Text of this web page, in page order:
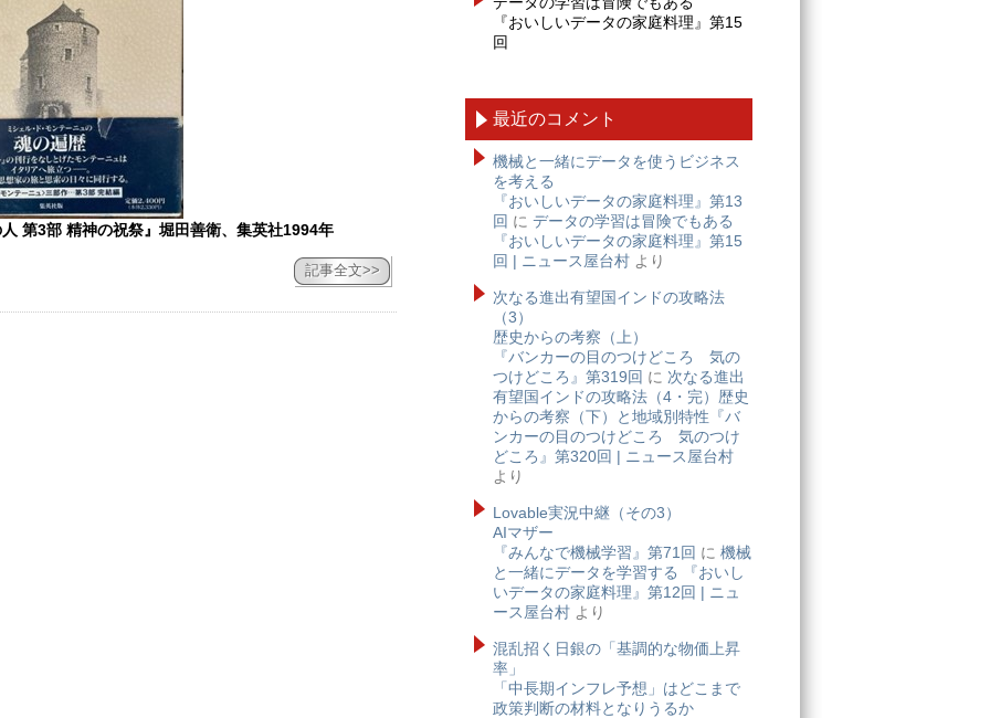
第3部 精神の祝祭』 堀田善衛、集英社1994年
記事全文>>
『おいしいデータの家庭料理』第15
回
最近のコメント
機械と一緒にデータを使うビジネス
を考える
『おいしいデータの家庭料理』第13
回 に データの学習は冒険でもある
『おいしいデータの家庭料理』第15
回 | ニュース屋台村 より
次なる進出有望国インドの攻略法
（3）
歴史からの考察（上）
『バンカーの目のつけどころ 気の
つけどころ』第319回 に 次なる進出
有望国インドの攻略法（4・完）歴史
からの考察（下）と地域別特性『バ
ンカーの目のつけどころ 気のつけ
どころ』第320回 | ニュース屋台村
より
Lovable実況中継（その3）
AIマザー
『みんなで機械学習』第71回 に 機械
と一緒にデータを学習する 『おいし
いデータの家庭料理』第12回 | ニュ
ース屋台村 より
混乱招く日銀の「基調的な物価上昇
率」
「中長期インフレ予想」はどこまで
政策判断の材料となりうるか